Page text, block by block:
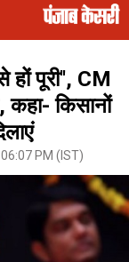
पूरी'', CM
कहा- किसानों
PM (IST)